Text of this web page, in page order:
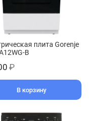
плита Gorenje
B
₽
В корзину